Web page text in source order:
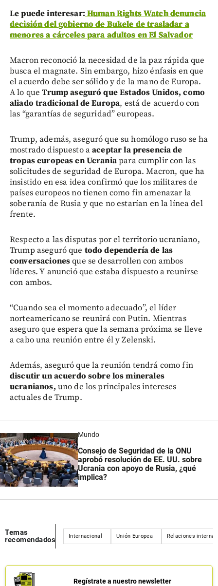
Le puede interesar: Human Rights Watch denuncia
decisión del gobierno de Bukele de trasladar a
menores a cárceles para adultos en El Salvador
Macron reconoció la necesidad de la paz rápida que
busca el magnate. Sin embargo, hizo énfasis en que
el acuerdo debe ser sólido y de la mano de Europa.
A lo queTrump aseguró que Estados Unidos, como
aliado tradicional de Europa, está de acuerdo con
las “garantías de seguridad” europeas.
Trump, además, aseguró que su homólogo ruso se ha
mostrado dispuesto aaceptar la presencia de
tropas europeas en Ucraniapara cumplir con las
solicitudes de seguridad de Europa. Macron, que ha
insistido en esa idea confirmó que los militares de
países europeos no tienen como fin amenazar la
soberanía de Rusia y que no estarían en la línea del
frente.
Respecto a las disputas por el territorio ucraniano,
Trump aseguró que todo dependería de las
conversacionesque se desarrollen con ambos
líderes. Y anunció que estaba dispuesto a reunirse
con ambos.
“Cuando sea el momento adecuado”, el líder
norteamericano se reunirá con Putin. Mientras
aseguro que espera que la semana próxima se lleve
a cabo una reunión entre él y Zelenski.
Además, aseguró que la reunión tendrá como fin
discutir un acuerdo sobre los minerales
ucranianos, uno de los principales intereses
actuales de Trump.
Mundo
Consejo de Seguridad de la ONU
aprobó resolución de EE. UU. sobre
Ucrania con apoyo de Rusia, ¿qué
implica?
Temas
recomendados
Internacional Unión Europea Relaciones
Regístrate a nuestro newsletter